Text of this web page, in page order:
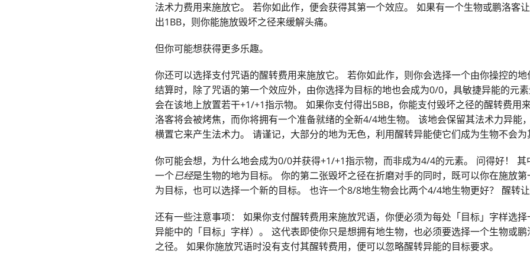
法术力费用来施放它。 若你如此作，便会获得其第一个效应。 如果有一个生物或鹏洛客
出1BB，则你能施放毁坏之径来缓解头痛。
但你可能想获得更多乐趣。
你还可以选择支付咒语的醒转费用来施放它。 若你如此作，则你会选择一个由你操控的
结算时，除了咒语的第一个效应外，由你选择为目标的地也会成为0/0，具敏捷异能的元
会在该地上放置若干+1/+1指示物。 如果你支付得出5BB，你能支付毁坏之径的醒转费用
洛客将会被烤焦，而你将拥有一个准备就绪的全新4/4地生物。 该地会保留其法术力异能
横置它来产生法术力。 请谨记，大部分的地为无色，利用醒转异能使它们成为生物不会为
你可能会想，为什么地会成为0/0并获得+1/+1指示物，而非成为4/4的元素。 问得好！
一个已经是生物的地为目标。 你的第二张毁坏之径在折磨对手的同时，既可以你在施放
为目标，也可以选择一个新的目标。 也许一个8/8地生物会比两个4/4地生物更好？ 醒转让
还有一些注意事项： 如果你支付醒转费用来施放咒语，你便必须为每处「目标」字样选
异能中的「目标」字样）。 这代表即使你只是想拥有地生物，也必须要选择一个生物或
之径。 如果你施放咒语时没有支付其醒转费用，便可以忽略醒转异能的目标要求。